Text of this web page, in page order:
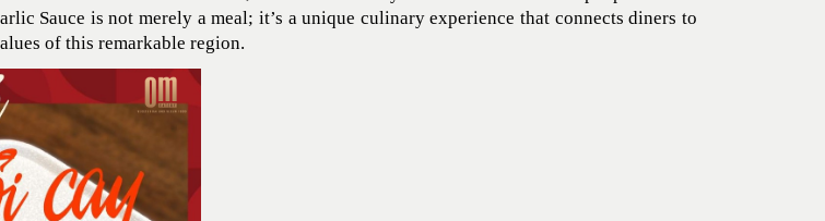
Sauce is not merely a meal; it’s a unique culinary experience that connects diners to
of this remarkable region.